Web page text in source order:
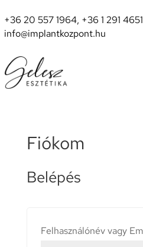
+36 20 557 1964, +36 1 291 4651
info@implantkozpont.hu
Fiókom
Belépés
Felhasználónév vagy